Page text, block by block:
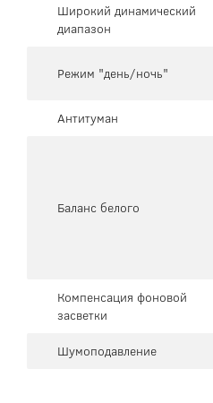
Широкий динамический
диапазон
Режим "день/ночь"
Антитуман
Баланс белого
Компенсация фоновой
засветки
Шумоподавление